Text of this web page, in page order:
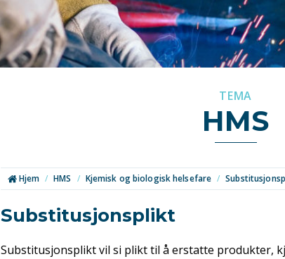
TEMA
HMS
Hjem / HMS / Kjemisk og biologisk helsefare /
Substitusjonsplikt
Substitusjonsplikt vil si plikt til å erstatte produkter,